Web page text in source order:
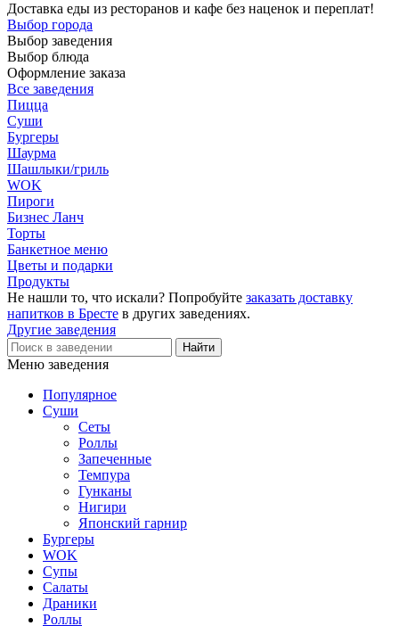
Доставка еды из ресторанов и кафе без наценок и переплат!
Выбор города
Выбор заведения
Выбор блюда
Оформление заказа
Все заведения
Пицца
Суши
Бургеры
Шаурма
Шашлыки/гриль
WOK
Пироги
Бизнес Ланч
Торты
Банкетное меню
Цветы и подарки
Продукты
Не нашли то, что искали? Попробуйте заказать доставку
напитков в Бресте в других заведениях.
Другие заведения
Меню заведения
Популярное
Суши
Сеты
Роллы
Запеченные
Темпура
Гунканы
Нигири
Японский гарнир
Бургеры
WOK
Супы
Салаты
Драники
Роллы